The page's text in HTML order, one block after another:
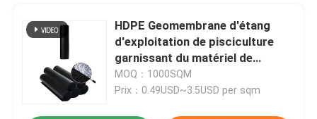
HDPE Geomembrane d'étang
d'exploitation de pisciculture
garnissant du matériel de
polyéthylène haute densité
MOQ：1000SQM
Prix：0.49USD~3.5USD per sqm